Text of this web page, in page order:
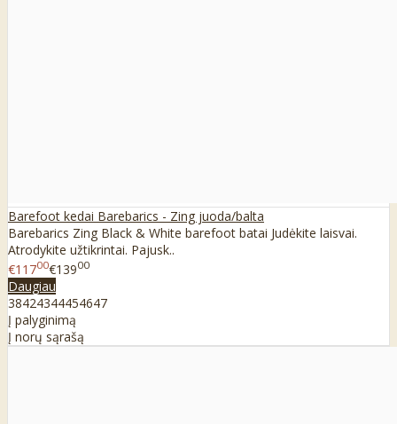
Barefoot kedai Barebarics - Zing juoda/balta
Barebarics Zing Black & White barefoot batai Judėkite laisvai.
Atrodykite užtikrintai. Pajusk..
€11700€13900
Daugiau
38424344454647
Į palyginimą
Į norų sąrašą